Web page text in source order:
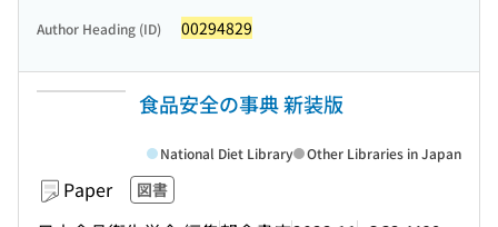
Author Heading (ID) 00294829
食品安全の事典 新装版
Paper 図書
National Diet Library Other Libraries in Japan